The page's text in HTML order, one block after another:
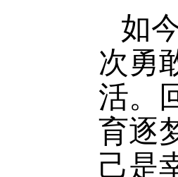
如
次勇
活。
育逐
己是